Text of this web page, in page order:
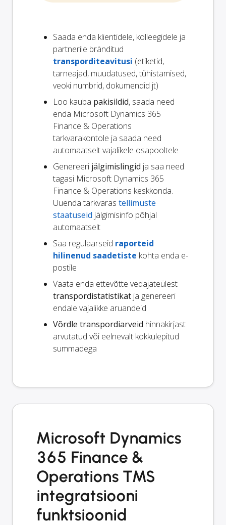
Saada enda klientidele, kolleegidele ja
partnerile bränditud
transporditeavitusi (etiketid,
tarneajad, muudatused, tühistamised,
veoki numbrid, dokumendid jt)
Loo kauba pakisildid, saada need
enda Microsoft Dynamics 365
Finance & Operations
tarkvarakontole ja saada need
automaatselt vajalikele osapooltele
Genereeri jälgimislingid ja saa need
tagasi Microsoft Dynamics 365
Finance & Operations keskkonda.
Uuenda tarkvaras tellimuste
staatuseid jälgimisinfo põhjal
automaatselt
Saa regulaarseid raporteid
hilinenud saadetiste kohta enda e-
postile
Vaata enda ettevõtte vedajateülest
transpordistatistikat ja genereeri
endale vajalikke aruandeid
Võrdle transpordiarveid hinnakirjast
arvutatud või eelnevalt kokkulepitud
summadega
Microsoft Dynamics
365 Finance &
Operations TMS
integratsiooni
funktsioonid